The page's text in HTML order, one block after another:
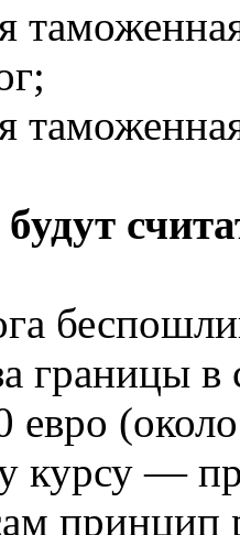
границы
евро
курсу —
принцип